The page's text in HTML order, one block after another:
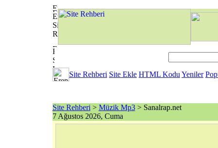
Site Rehberi Site Ekle HTML Kodu Yeniler
Site Rehberi > Müzik Mp3> Sanalrap.net
7 Ağustos 2026, Cuma